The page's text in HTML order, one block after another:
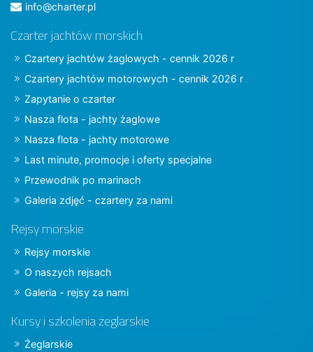
info@charter.pl
Czarter jachtów morskich
Czartery jachtów żaglowych - cennik 2026 r
Czartery jachtów motorowych - cennik 2026 r
Zapytanie o czarter
Nasza flota - jachty żaglowe
Nasza flota - jachty motorowe
Last minute, promocje i oferty specjalne
Przewodnik po marinach
Galeria zdjęć - czartery za nami
Rejsy morskie
Rejsy morskie
O naszych rejsach
Galeria - rejsy za nami
Kursy i szkolenia żeglarskie
Żeglarskie